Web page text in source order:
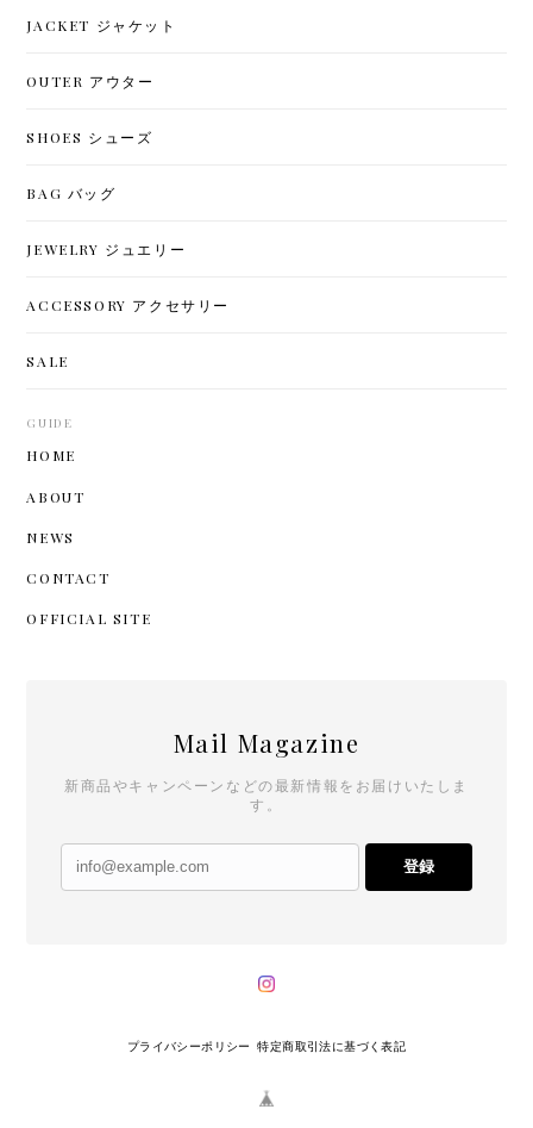
JACKET ジャケット
OUTER アウター
SHOES シューズ
BAG バッグ
JEWELRY ジュエリー
ACCESSORY アクセサリー
SALE
GUIDE
HOME
ABOUT
NEWS
CONTACT
OFFICIAL SITE
Mail Magazine
新商品やキャンペーンなどの最新情報をお届けいたしま
す。
登録
プライバシーポリシー 特定商取引法に基づく表記